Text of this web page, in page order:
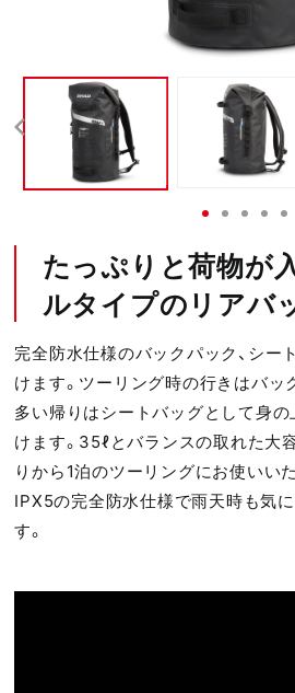
たっぷりと荷物が
ルタイプのリアバ
完全防水仕様のバックパック、シー
けます。ツーリング時の行きはバッ
多い帰りはシートバッグとして身
けます。35ℓとバランスの取れた大
りから1泊のツーリングにお使いい
IPX5の完全防水仕様で雨天時も気
す。